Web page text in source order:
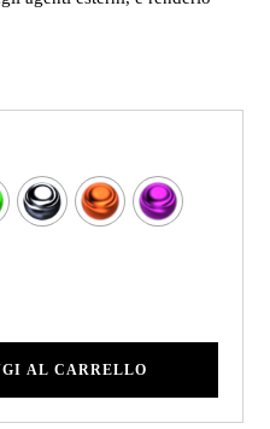
AL CARRELLO